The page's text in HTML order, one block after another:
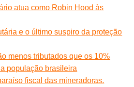
atua como Robin Hood às
e o último suspiro da proteção
menos tributados que os 10%
população brasileira
fiscal das mineradoras.